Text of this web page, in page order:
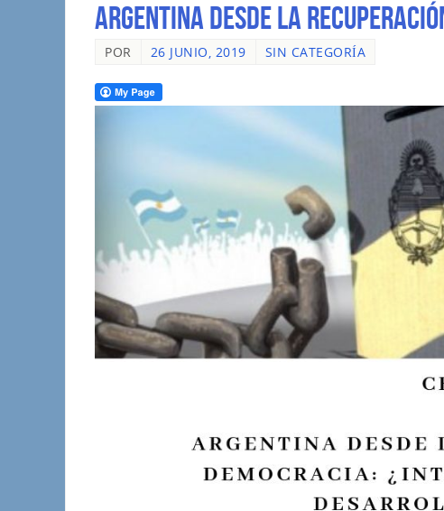
ARGENTINA DESDE LA
POR 26 JUNIO, 2019 SIN CATEGORÍA